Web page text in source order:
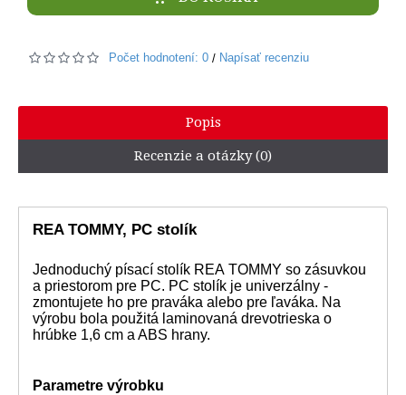
Počet hodnotení: 0 / Napísať recenziu
Popis
Recenzie a otázky (0)
REA TOMMY, PC stolík
Jednoduchý písací stolík REA TOMMY so zásuvkou
a priestorom pre PC. PC stolík je univerzálny -
zmontujete ho pre praváka alebo pre ľaváka. Na
výrobu bola použitá laminovaná drevotrieska o
hrúbke 1,6 cm a ABS hrany.
Parametre výrobku